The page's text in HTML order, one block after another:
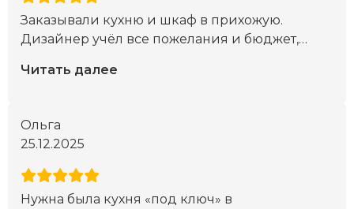
Заказывали кухню и шкаф в прихожую.
Дизайнер учёл все пожелания и бюджет,…
Читать далее
Ольга
25.12.2025
Нужна была кухня «под ключ» в